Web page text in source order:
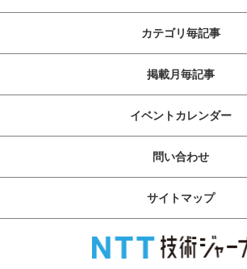
カテゴリ毎記事
掲載月毎記事
イベントカレンダー
問い合わせ
サイトマップ